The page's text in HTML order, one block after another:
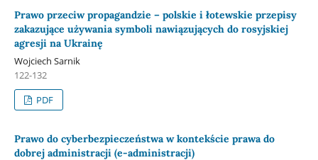
Prawo przeciw propagandzie – polskie i łotewskie przepisy
zakazujące używania symboli nawiązujących do rosyjskiej
agresji na Ukrainę
Wojciech Sarnik
122-132
PDF
Prawo do cyberbezpieczeństwa w kontekście prawa do
dobrej administracji (e-administracji)